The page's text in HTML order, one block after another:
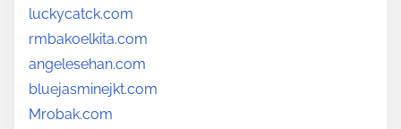
luckycatck.com
rmbakoelkita.com
angelesehan.com
bluejasminejkt.com
Mrobak.com